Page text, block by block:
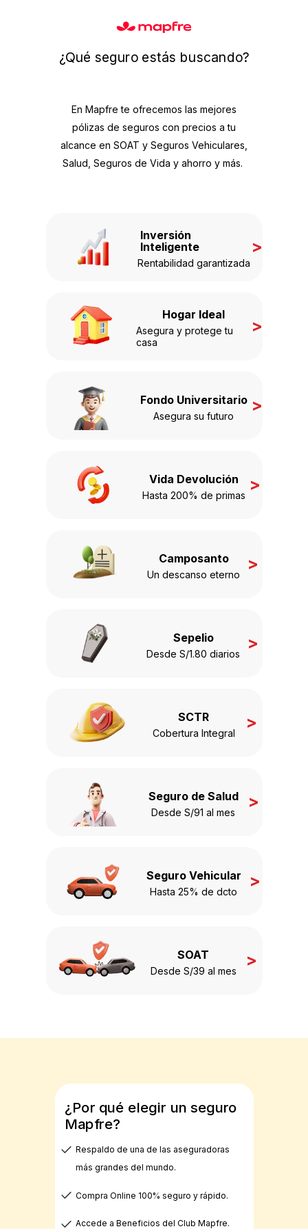
¿Qué seguro estás buscando?
En Mapfre te ofrecemos las mejores
pólizas de seguros con precios a tu
alcance en SOAT y Seguros Vehiculares,
Salud, Seguros de Vida y ahorro y más.
Inversión
Inteligente
Rentabilidad garantizada
>
Hogar Ideal
Asegura y protege tu
casa
>
Fondo Universitario
Asegura su futuro
>
Vida Devolución
Hasta 200% de primas
>
Camposanto
Un descanso eterno
>
Sepelio
Desde S/1.80 diarios
>
SCTR
Cobertura Integral
>
Seguro de Salud
Desde S/91 al mes
>
Seguro Vehicular
Hasta 25% de dcto
>
SOAT
Desde S/39 al mes
>
Respaldo de una de las aseguradoras
más grandes del mundo.
Compra Online 100% seguro y rápido.
Accede a Beneficios del Club Mapfre.
¿Por qué elegir un seguro
Mapfre?